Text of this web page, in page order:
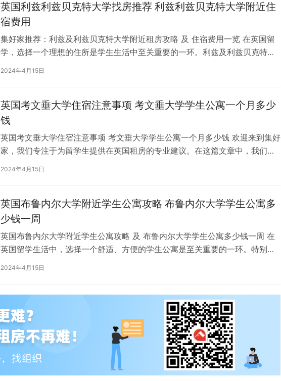
英国利兹利兹贝克特大学找房推荐 利兹利兹贝克特大学附近住
宿费用
集好家推荐：利兹及利兹贝克特大学附近租房攻略 及 住宿费用一览 在英国留
学，选择一个理想的住所是学生生活中至关重要的一环。利兹及利兹贝克特大
学（以下简称利兹贝大）作为英国一所卓越的…
2024年4月15日
英国考文垂大学住宿注意事项 考文垂大学学生公寓一个月多少
钱
英国考文垂大学住宿注意事项 考文垂大学学生公寓一个月多少钱 欢迎来到集好
家，我们专注于为留学生提供在英国租房的专业建议。在这篇文章中，我们将
深入探讨英国考文垂大学住宿的注意事项，以…
2024年4月15日
英国布鲁内尔大学附近学生公寓攻略 布鲁内尔大学学生公寓多
少钱一周
英国布鲁内尔大学附近学生公寓攻略 及 布鲁内尔大学学生公寓多少钱一周 在
英国留学生活中，选择一个舒适、方便的学生公寓是至关重要的一环。特别是
2024年4月15日